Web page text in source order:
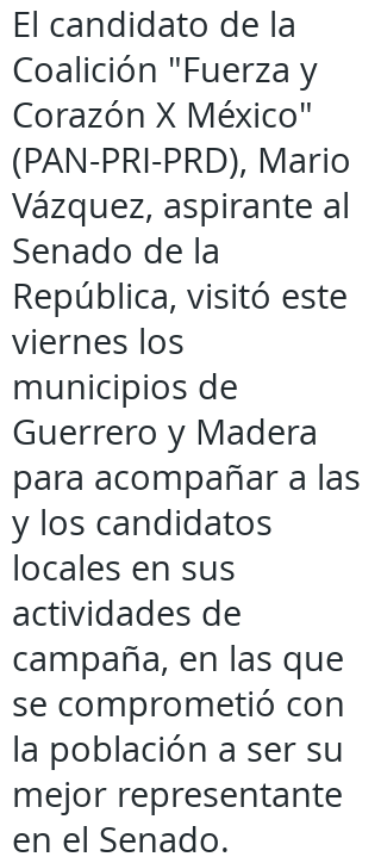
El candidato de la
Coalición "Fuerza y
Corazón X México"
(PAN-PRI-PRD), Mario
Vázquez, aspirante al
Senado de la
República, visitó este
viernes los
municipios de
Guerrero y Madera
para acompañar a las
y los candidatos
locales en sus
actividades de
campaña, en las que
se comprometió con
la población a ser su
mejor representante
en el Senado.